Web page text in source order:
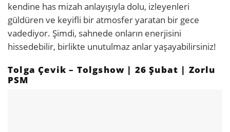
kendine has mizah anlayışıyla dolu, izleyenleri
güldüren ve keyifli bir atmosfer yaratan bir gece
vadediyor. Şimdi, sahnede onların enerjisini
hissedebilir, birlikte unutulmaz anlar yaşayabilirsiniz!
Tolga Çevik – Tolgshow | 26 Şubat | Zorlu
PSM